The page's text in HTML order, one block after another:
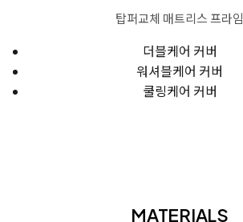
탑퍼교체 매트리스 프라임
더블케어 커버
워셔블케어 커버
쿨링케어 커버
MATERIALS